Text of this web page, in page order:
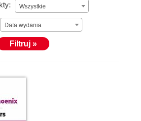
Wszystkie
Data wydania
Filtruj »